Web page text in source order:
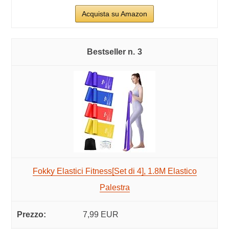
Acquista su Amazon
3
Fokky Elastici Fitness[Set di 4], 1.8M Elastico
Palestra
7,99 EUR